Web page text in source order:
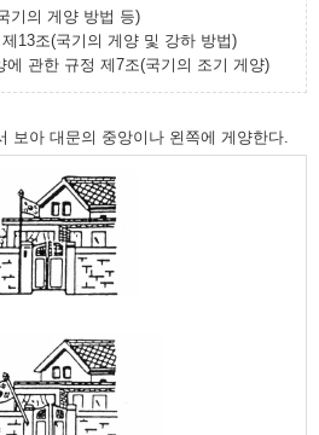
기의 게양 방법 등)
13조(국기의 게양 및 강하 방법)
에 관한 규정 제7조(국기의 조기 게양)
보아 대문의 중앙이나 왼쪽에 게양한다.